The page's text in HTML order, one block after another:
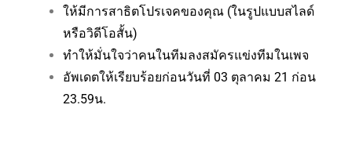
ให้มีการสาธิตโปรเจคของคุณ (ในรูปแบบสไลด์
หรือวิดีโอสั้น)
ทำให้มั่นใจว่าคนในทีมลงสมัครแข่งทีมในเพจ
อัพเดตให้เรียบร้อยก่อนวันที่ 03 ตุลาคม 21 ก่อน
23.59น.